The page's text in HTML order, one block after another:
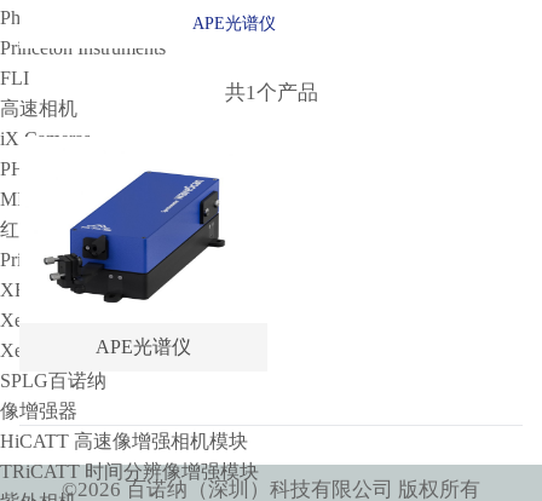
PhotoMetrics
Princeton Instruments
FLI
高速相机
iX Cameras
PHANTOM
MIKROTRON
红外相机
Princeton Instruments
XENICS
Xenics短波红外相机系列产品
Xenics中波红外相机系列产品
SPLG百诺纳
像增强器
HiCATT 高速像增强相机模块
TRiCATT 时间分辨像增强模块
APE光谱仪
共1个产品
APE光谱仪
©2026 百诺纳（深圳）科技有限公司 版权所有